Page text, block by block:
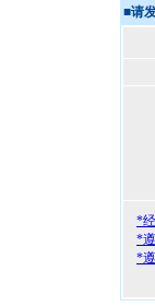
■请
*
*
*